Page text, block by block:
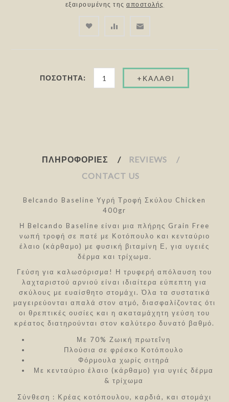
εξαιρουμένης της αποστολής
ΠΟΣΌΤΗΤΑ:
ΠΛΗΡΟΦΟΡΊΕΣ
REVIEWS
CONTACT US
Belcando Baseline Υγρή Τροφή Σκύλου Chicken
400gr
Η Belcando Baseline είναι μια πλήρης Grain Free
νωπή τροφή σε πατέ με Κοτόπουλο και κενταύριο
έλαιο (κάρθαμο) με φυσική βιταμίνη Ε, για υγειές
δέρμα και τρίχωμα.
Γεύση για καλωσόρισμα! Η τρυφερή απόλαυση του
λαχταριστού αρνιού είναι ιδιαίτερα εύπεπτη για
σκύλους με ευαίσθητο στομάχι. Όλα τα συστατικά
μαγειρεύονται απαλά στον ατμό, διασφαλίζοντας ότι
οι θρεπτικές ουσίες και η ακαταμάχητη γεύση του
κρέατος διατηρούνται στον καλύτερο δυνατό βαθμό.
Με 70% Ζωική πρωτεΐνη
Πλούσια σε φρέσκο Κοτόπουλο
Φόρμουλα χωρίς σιτηρά
Με κενταύριο έλαιο (κάρθαμο) για υγιές δέρμα
& τρίχωμα
Σύνθεση : Κρέας κοτόπουλου, καρδιά, και στομάχι